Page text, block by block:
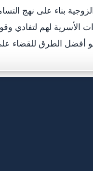
بناء على نهج
الأسرية لهم لتفادي